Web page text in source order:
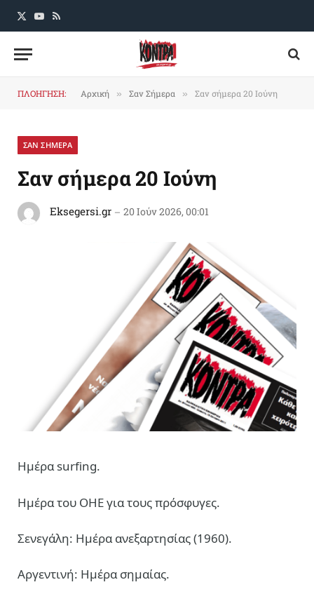
X
YouTube
RSS
ΠΛΟΗΓΗΣΗ: Αρχική » Σαν Σήμερα » Σαν σήμερα 20 Ιούνη
ΣΑΝ ΣΗΜΕΡΑ
Σαν σήμερα 20 Ιούνη
Eksegersi.gr 20 Ιούν 2026, 00:01
Ημέρα surfing.
Ημέρα του ΟΗΕ για τους πρόσφυγες.
Σενεγάλη: Ημέρα ανεξαρτησίας (1960).
Αργεντινή: Ημέρα σημαίας.